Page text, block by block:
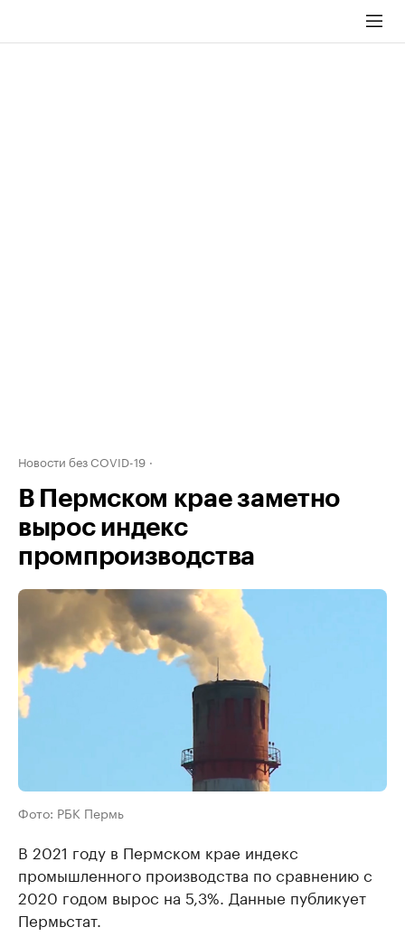
Новости без COVID-19
В Пермском крае заметно
вырос индекс
промпроизводства
Фото: РБК Пермь
В 2021 году в Пермском крае индекс
промышленного производства по сравнению с
2020 годом вырос на 5,3%. Данные публикует
Пермьстат.